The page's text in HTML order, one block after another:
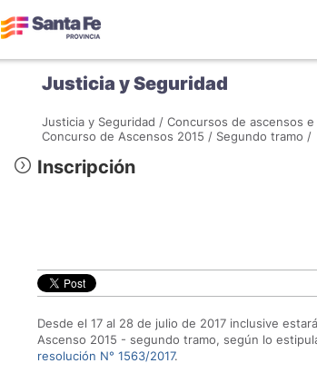
Justicia y Seguridad
Justicia y Seguridad / Concursos de ascensos
Concurso de Ascensos 2015 / Segundo tramo /
Inscripción
Desde el 17 al 28 de julio de 2017 inclusive
Ascenso 2015 - segundo tramo, según lo
resolución N° 1563/2017.